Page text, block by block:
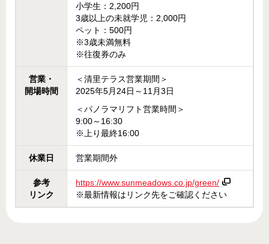
小学生：2,200円
3歳以上の未就学児：2,000円
ペット：500円
※3歳未満無料
※往復券のみ
営業・
開場時間
＜清里テラス営業期間＞
2025年5月24日～11月3日
＜パノラマリフト営業時間＞
9:00～16:30
※上り最終16:00
休業日 営業期間外
参考
リンク
https://www.sunmeadows.co.jp/green/
※最新情報はリンク先をご確認ください